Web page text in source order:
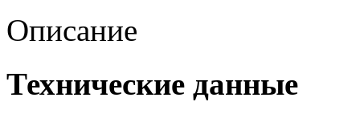
Описание
Технические данные